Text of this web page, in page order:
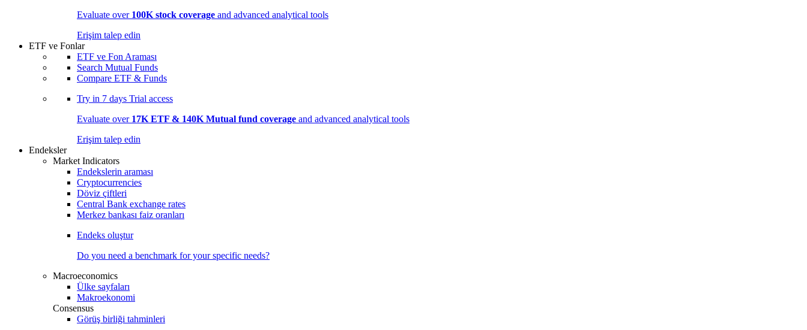
Evaluate over 100K stock coverage and advanced analytical tools
Erişim talep edin
ETF ve Fonlar
ETF ve Fon Araması
Search Mutual Funds
Compare ETF & Funds
Try in 7 days Trial access
Evaluate over 17K ETF & 140K Mutual fund coverage and advanced analytical tools
Erişim talep edin
Endeksler
Market Indicators
Endekslerin araması
Cryptocurrencies
Döviz çiftleri
Central Bank exchange rates
Merkez bankası faiz oranları
Endeks oluştur
Do you need a benchmark for your specific needs?
Macroeconomics
Ülke sayfaları
Makroekonomi
Consensus
Görüş birliği tahminleri